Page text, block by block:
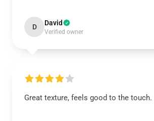
D David
Verified owner
Great texture, feels good to the touch.